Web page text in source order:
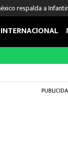
respalda a